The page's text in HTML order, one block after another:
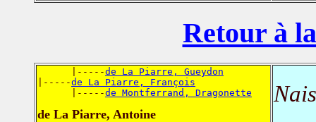
Retour à
      |-----
de La Piarre, Gueydon
|-----de La Piarre, François
      |-----
de Montferrand, Dragonette
de La Piarre, Antoine